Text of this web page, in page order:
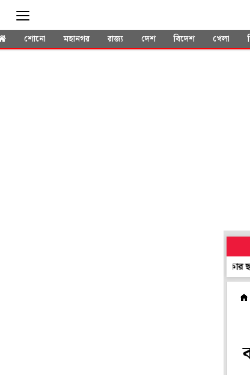
শোনো মহানগর রাজ্য দেশ বিদেশ খেলা
মেসিকে উড়িয়ে দেওয়ার হুমকি! বোমা নিয়ে মাঠে ঢোকার ছক,